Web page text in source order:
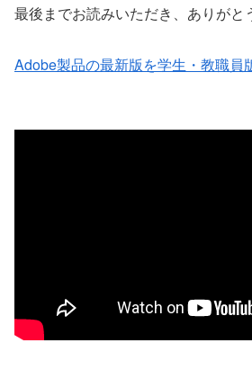
最後までお読みいただき、ありがと
Adobe製品の最新版を学生・教職員